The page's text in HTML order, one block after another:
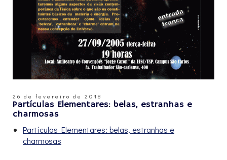
26 de fevereiro de 2018
Partículas Elementares: belas, estranhas e
charmosas
Partículas Elementares: belas, estranhas e
charmosas